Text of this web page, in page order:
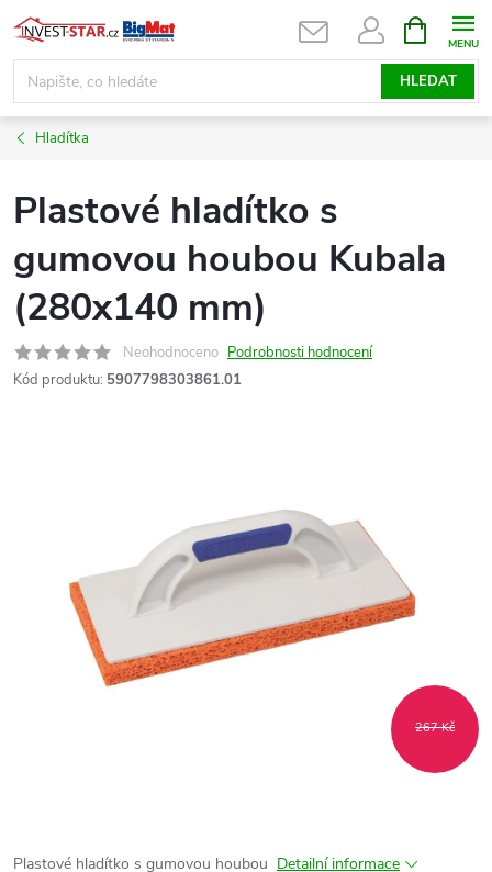
Přejít
na
obsah
HLEDAT
NÁKUPNÍ
KOŠÍK
Hladítka
Plastové hladítko s
gumovou houbou Kubala
(280x140 mm)
Neohodnoceno Podrobnosti hodnocení
Kód produktu: 5907798303861.01
267 Kč
Plastové hladítko s gumovou houbou Detailní informace